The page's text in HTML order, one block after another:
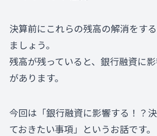
決算前にこれらの残高の解消をす
ましょう。
残高が残っていると、銀行融資に
があります。
今回は「銀行融資に影響する！？
ておきたい事項」というお話です。